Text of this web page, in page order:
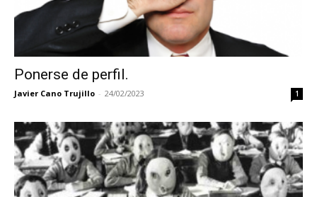
Ponerse de perfil.
Javier Cano Trujillo - 24/02/2023 1